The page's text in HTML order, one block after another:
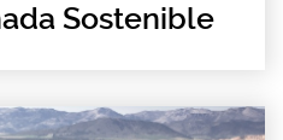
Sostenible